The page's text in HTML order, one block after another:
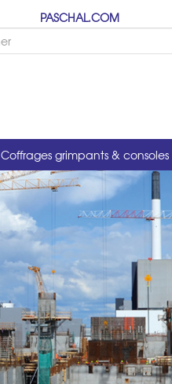
PASCHAL.COM
Coffrages grimpants & consoles